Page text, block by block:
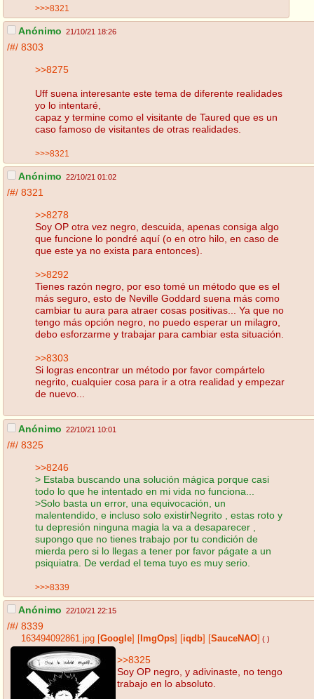
>>>8321
Anónimo 21/10/21 18:26
/#/ 8303
>>8275
Uff suena interesante este tema de diferente realidades
yo lo intentaré,
capaz y termine como el visitante de Taured que es un
caso famoso de visitantes de otras realidades.
>>>8321
Anónimo 22/10/21 01:02
/#/ 8321
>>8278
Soy OP otra vez negro, descuida, apenas consiga algo
que funcione lo pondré aquí (o en otro hilo, en caso de
que este ya no exista para entonces).
>>8292
Tienes razón negro, por eso tomé un método que es el
más seguro, esto de Neville Goddard suena más como
cambiar tu aura para atraer cosas positivas... Ya que no
tengo más opción negro, no puedo esperar un milagro,
debo esforzarme y trabajar para cambiar esta situación.
>>8303
Si logras encontrar un método por favor compártelo
negrito, cualquier cosa para ir a otra realidad y empezar
de nuevo...
Anónimo 22/10/21 10:01
/#/ 8325
>>8246
> Estaba buscando una solución mágica porque casi
todo lo que he intentado en mi vida no funciona...
>Solo basta un error, una equivocación, un
malentendido, e incluso solo existirNegrito , estas roto y
tu depresión ninguna magia la va a desaparecer ,
supongo que no tienes trabajo por tu condición de
mierda pero si lo llegas a tener por favor págate a un
psiquiatra. De verdad el tema tuyo es muy serio.
>>>8339
Anónimo 22/10/21 22:15
/#/ 8339
163494092861.jpg Google ImgOps iqdb SauceNAO ( )
>>8325
Soy OP negro, y adivinaste, no tengo
trabajo en lo absoluto.